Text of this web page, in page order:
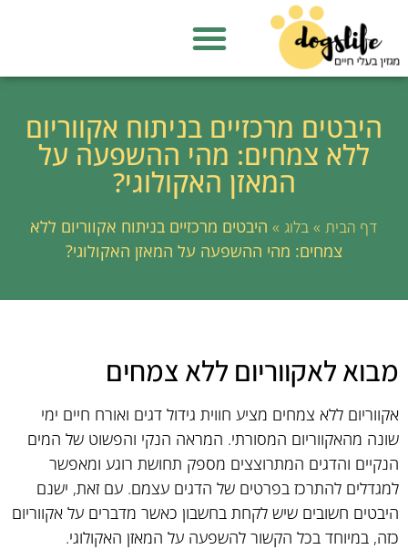
היבטים מרכזיים בניתוח אקווריום
ללא צמחים: מהי ההשפעה על
המאזן האקולוגי?
דף הבית » בלוג » היבטים מרכזיים בניתוח אקווריום ללא
צמחים: מהי ההשפעה על המאזן האקולוגי?
מבוא לאקווריום ללא צמחים
אקווריום ללא צמחים מציע חווית גידול דגים ואורח חיים ימי
שונה מהאקווריום המסורתי. המראה הנקי והפשוט של המים
הנקיים והדגים המתרוצצים מספק תחושת רוגע ומאפשר
למגדלים להתרכז בפרטים של הדגים עצמם. עם זאת, ישנם
היבטים חשובים שיש לקחת בחשבון כאשר מדברים על אקווריום
כזה, במיוחד בכל הקשור להשפעה על המאזן האקולוגי.